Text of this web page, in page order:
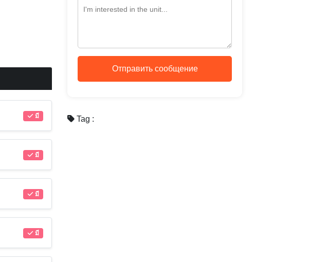
มี
มี
มี
มี
Отправить сообщение
Tag :